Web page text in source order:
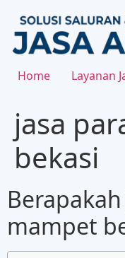
Home Layanan
jasa
bekasi
mampet